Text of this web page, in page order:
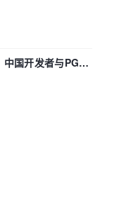
国开发者与PG内